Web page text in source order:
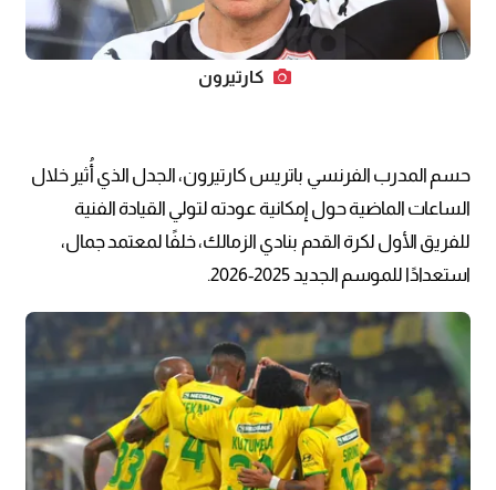
كارتيرون
حسم المدرب الفرنسي باتريس كارتيرون، الجدل الذي أُثير خلال
الساعات الماضية حول إمكانية عودته لتولي القيادة الفنية
للفريق الأول لكرة القدم بنادي الزمالك، خلفًا لمعتمد جمال،
استعدادًا للموسم الجديد 2025-2026.